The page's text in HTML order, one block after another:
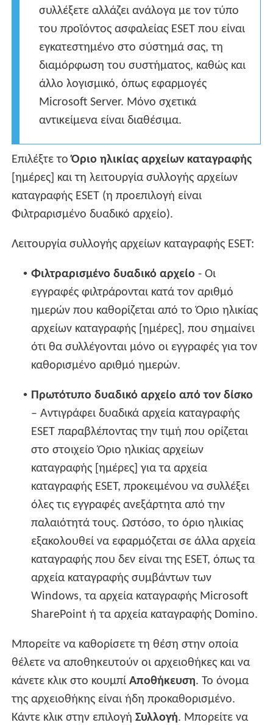
συλλέξετε αλλάζει ανάλογα με τον τύπο
του προϊόντος ασφαλείας ESET που είναι
εγκατεστημένο στο σύστημά σας, τη
διαμόρφωση του συστήματος, καθώς και
άλλο λογισμικό, όπως εφαρμογές
Microsoft Server. Μόνο σχετικά
αντικείμενα είναι διαθέσιμα.
Επιλέξτε τοΌριο ηλικίας αρχείων καταγραφής
[ημέρες] και τη λειτουργία συλλογής αρχείων
καταγραφής ESET (η προεπιλογή είναι
Φιλτραρισμένο δυαδικό αρχείο).
Λειτουργία συλλογής αρχείων καταγραφής ESET:
• Φιλτραρισμένο δυαδικό αρχείο - Οι
εγγραφές φιλτράρονται κατά τον αριθμό
ημερών που καθορίζεται από το Όριο ηλικίας
αρχείων καταγραφής [ημέρες], που σημαίνει
ότι θα συλλέγονται μόνο οι εγγραφές για τον
καθορισμένο αριθμό ημερών.
• Πρωτότυπο δυαδικό αρχείο από τον δίσκο
– Αντιγράφει δυαδικά αρχεία καταγραφής
ESET παραβλέποντας την τιμή που ορίζεται
στο στοιχείο Όριο ηλικίας αρχείων
καταγραφής [ημέρες] για τα αρχεία
καταγραφής ESET, προκειμένου να συλλέξει
όλες τις εγγραφές ανεξάρτητα από την
παλαιότητά τους. Ωστόσο, το όριο ηλικίας
εξακολουθεί να εφαρμόζεται σε άλλα αρχεία
καταγραφής που δεν είναι της ESET, όπως τα
αρχεία καταγραφής συμβάντων των
Windows, τα αρχεία καταγραφής Microsoft
SharePoint ή τα αρχεία καταγραφής Domino.
Μπορείτε να καθορίσετε τη θέση στην οποία
θέλετε να αποθηκευτούν οι αρχειοθήκες και να
κάνετε κλικ στο κουμπίΑποθήκευση. Το όνομα
της αρχειοθήκης είναι ήδη προκαθορισμένο.
Κάντε κλικ στην επιλογήΣυλλογή. Μπορείτε να